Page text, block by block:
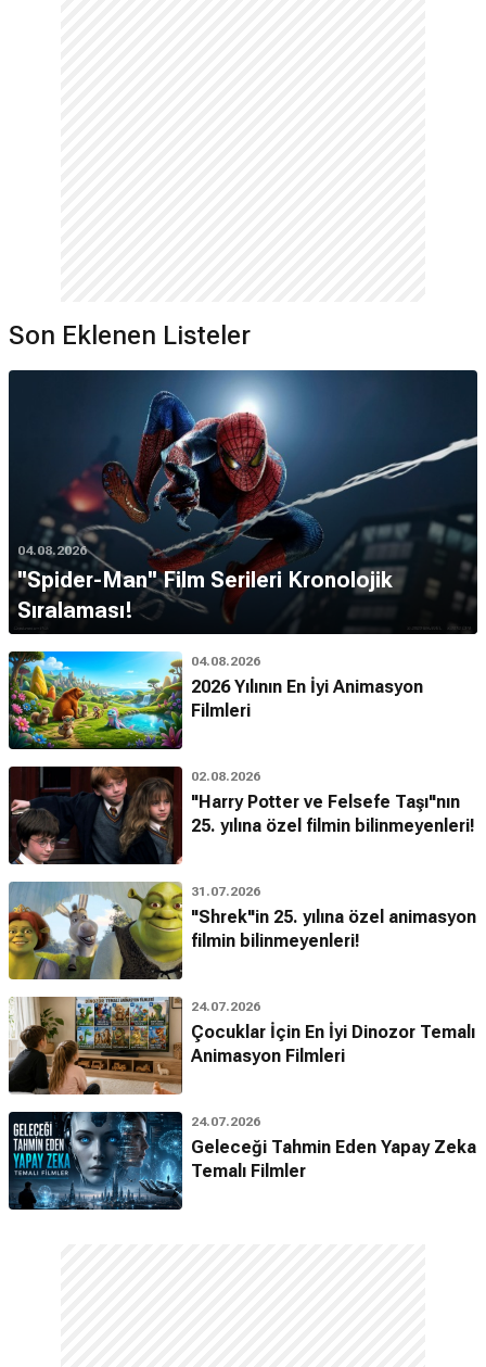
Son Eklenen Listeler
04.08.2026
''Spider-Man'' Film Serileri Kronolojik
Sıralaması!
04.08.2026
2026 Yılının En İyi Animasyon
Filmleri
02.08.2026
"Harry Potter ve Felsefe Taşı"nın
25. yılına özel filmin bilinmeyenleri!
31.07.2026
"Shrek"in 25. yılına özel animasyon
filmin bilinmeyenleri!
24.07.2026
Çocuklar İçin En İyi Dinozor Temalı
Animasyon Filmleri
24.07.2026
Geleceği Tahmin Eden Yapay Zeka
Temalı Filmler